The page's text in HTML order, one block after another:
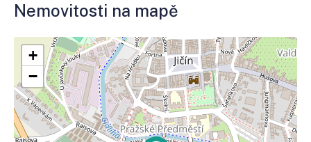
Nemovitosti na mapě
+
−